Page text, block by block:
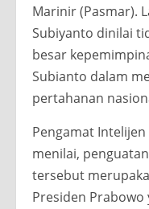
Marinir (Pasmar).
Subiyanto dinilai
besar
Subianto dalam
pertahanan
Pengamat
menilai,
tersebut
Presiden Prabowo